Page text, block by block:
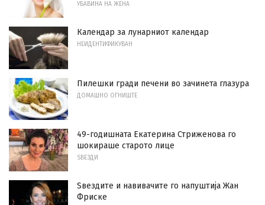
УБАВИНА НА ЖЕНА
Календар за лунарниот календар
НЕИДЕНТИФИКУВАН
Пилешки гради печени во зачинета глазура
ДОМАШНО ОГНИШТЕ
49-годишната Екатерина Стриженова го
шокираше старото лице
ЅВЕЗДИ
Ѕвездите и навивачите го напуштија Жан
Фриске